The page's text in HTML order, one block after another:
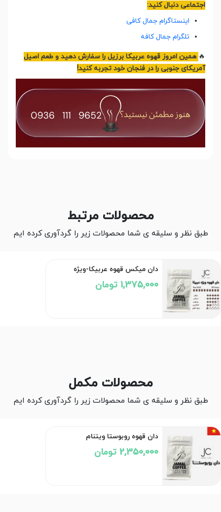
اجتماعی دنبال کنید:
اینستاگرام جمال کافی
تلگرام جمال کافه
🔥 همین امروز قهوه عربیکا برزیل را سفارش دهید و طعم اصیل
آمریکای جنوبی را در فنجان خود تجربه کنید!
محصولات مرتبط
طبق نظر و سلیقه ی شما محصولات زیر را گردآوری کرده ایم
دان میکس قهوه عربیکا-ویژه
1,375,000 تومان
محصولات مکمل
طبق نظر و سلیقه ی شما محصولات زیر را گردآوری کرده ایم
دان قهوه روبوستا ویتنام
2,350,000 تومان